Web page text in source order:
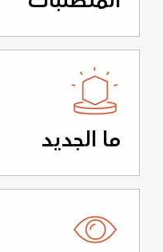
ما الجديد